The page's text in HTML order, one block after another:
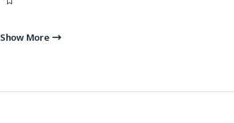
Show More